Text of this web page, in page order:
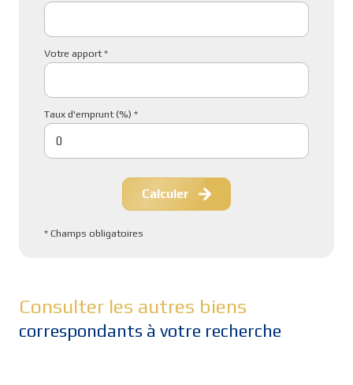
Votre apport *
Taux d'emprunt (%) *
Calculer
* Champs obligatoires
Consulter les autres biens
correspondants à votre recherche